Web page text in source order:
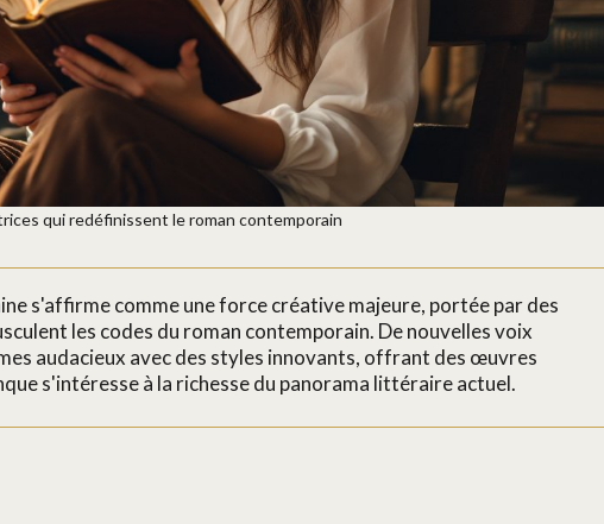
qui redéfinissent le roman contemporain
s'affirme comme une force créative majeure, portée par des
les codes du roman contemporain. De nouvelles voix
audacieux avec des styles innovants, offrant des œuvres
s'intéresse à la richesse du panorama littéraire actuel.